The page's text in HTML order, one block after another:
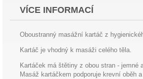
VÍCE INFORMACÍ
Oboustranný masážní kartáč z
Kartáč je vhodný k masáži celého těla.
Kartáček má štětiny z obou stran - jemné
Masáž kartáčkem podporuje krevní oběh